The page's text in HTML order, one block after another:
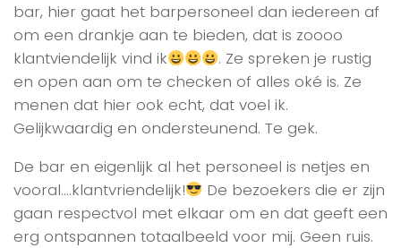
bar, hier gaat het barpersoneel dan iedereen af
om een drankje aan te bieden, dat is zoooo
klantviendelijk vind ik
. Ze spreken je rustig
en open aan om te checken of alles oké is. Ze
menen dat hier ook echt, dat voel ik.
Gelijkwaardig en ondersteunend. Te gek.
De bar en eigenlijk al het personeel is netjes en
vooral….klantvriendelijk!
De bezoekers die er zijn
gaan respectvol met elkaar om en dat geeft een
erg ontspannen totaalbeeld voor mij. Geen ruis.